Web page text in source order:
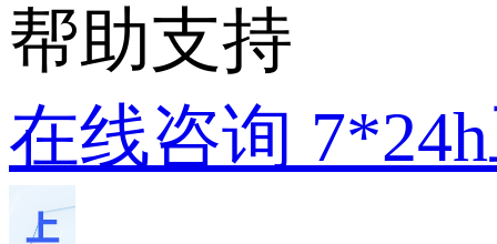
帮助支持
在线咨询